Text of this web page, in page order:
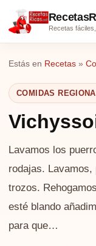
Recetas
Estás en Recetas »
COMIDAS
Lavamos los
rodajas.
trozos.
esté blando
para que…